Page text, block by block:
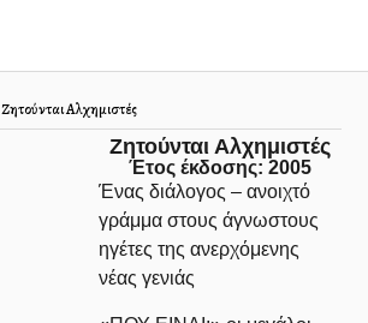
Ζητούνται Αλχημιστές
Ζητούνται Αλχημιστές
Έτος έκδοσης: 2005
Ένας διάλογος – ανοιχτό
γράμμα στους άγνωστους
ηγέτες της ανερχόμενης
νέας γενιάς